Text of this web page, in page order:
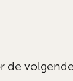
de